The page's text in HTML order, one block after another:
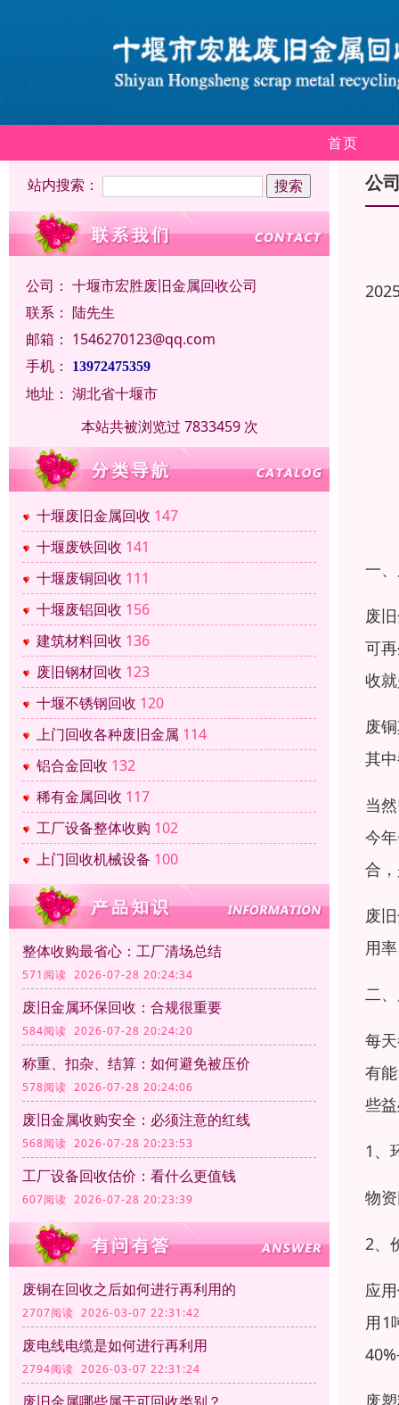
首页
站内搜索：
公司： 十堰市宏胜废旧金属回收公司
联系： 陆先生
邮箱： 1546270123@qq.com
手机：
13972475359
地址： 湖北省十堰市
本站共被浏览过 7833459 次
十堰废旧金属回收 147
十堰废铁回收 141
十堰废铜回收 111
十堰废铝回收 156
建筑材料回收 136
废旧钢材回收 123
十堰不锈钢回收 120
上门回收各种废旧金属 114
铝合金回收 132
稀有金属回收 117
工厂设备整体收购 102
上门回收机械设备 100
整体收购最省心：工厂清场总结
571阅读 2026-07-28 20:24:34
废旧金属环保回收：合规很重要
584阅读 2026-07-28 20:24:20
称重、扣杂、结算：如何避免被压价
578阅读 2026-07-28 20:24:06
废旧金属收购安全：必须注意的红线
568阅读 2026-07-28 20:23:53
工厂设备回收估价：看什么更值钱
607阅读 2026-07-28 20:23:39
废铜在回收之后如何进行再利用的
2707阅读 2026-03-07 22:31:42
废电线电缆是如何进行再利用
2794阅读 2026-03-07 22:31:24
公
一
废
可
收
废
其
当
今
合
废
用
二
每
有
些
1、
物
2、
应
用1
废